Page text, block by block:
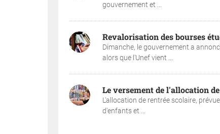
gouvernement et ...
Revalorisation des bourses
Dimanche, le gouvernement a
alors que l'Unef vient ...
Le versement de l'allocation
L'allocation de rentrée scolaire,
d'enfants et ...